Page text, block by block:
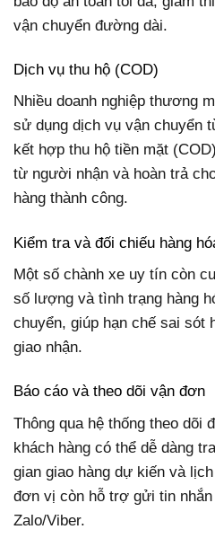
vận chuyển đường dài.
Dịch vụ thu hộ (COD)
Nhiều doanh nghiệp thương
sử dụng dịch vụ vận chuyển
kết hợp thu hộ tiền mặt
từ người nhận và hoàn trả
hàng thành công.
Kiểm tra và đối chiếu hàng
Một số chành xe uy tín còn
số lượng và tình trạng hàng
chuyển, giúp hạn chế sai sót
giao nhận.
Báo cáo và theo dõi vận đơn
Thông qua hệ thống theo dõi
khách hàng có thể dễ dàng
gian giao hàng dự kiến và
đơn vị còn hỗ trợ gửi tin
Zalo/Viber.